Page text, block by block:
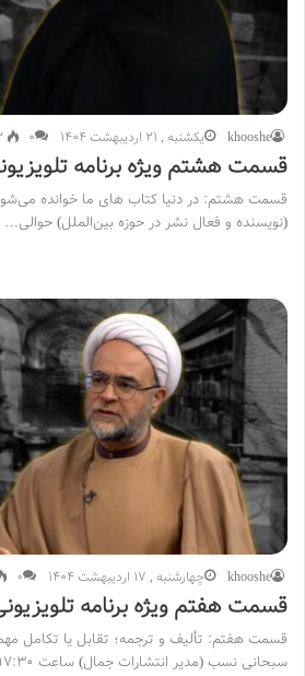
khooshe یکشنبه , 21 اردیبهشت 1404 ۰
قسمت هشتم ویژه برنامه
قسمت هشتم: در دنیا کتاب های ما خوانده
(نویسنده و فعال نشر در حوزه بین‌الملل) حوالی…
khooshe چهارشنبه , 17 اردیبهشت 1404 ۰
قسمت هفتم ویژه برنامه
قسمت هفتم: تألیف و ترجمه؛ تقابل یا تکامل
سبحانی نسب (مدیر انتشارات جمال) ساعت ۱۷:۳۰ از…